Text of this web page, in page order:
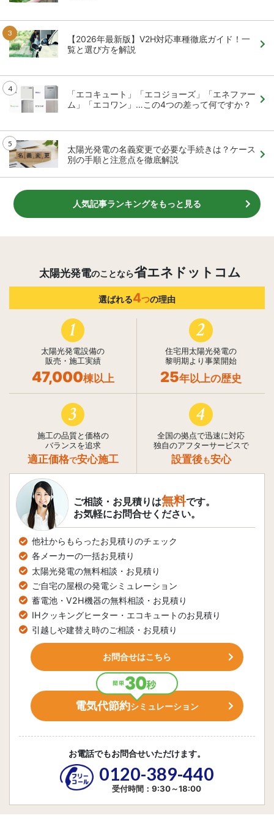
【2026年最新版】V2H対応車種徹底ガイド！一
覧と選び方を解説
「エコキュート」「エコジョーズ」「エネファー
ム」「エコワン」…この4つの差って何ですか？
太陽光発電の名義変更で必要な手続きは？ケース
別の手順と注意点を徹底解説
人気記事ランキングをもっと見る
太陽光発電のことなら省エネドットコム
選ばれる4つの理由
1
太陽光発電設備の
販売・施工実績
47,000棟以上
2
住宅用太陽光発電の
黎明期より事業開始
25年以上の歴史
3
施工の品質と価格の
バランスを追求
適正価格で安心施工
4
全国の拠点で迅速に対応
独自のアフターサービスで
設置後も安心
ご相談・お見積りは無料です。
お気軽にお問合せください。
他社からもらったお見積りのチェック
各メーカーの一括お見積り
太陽光発電の無料相談・お見積り
ご自宅の屋根の発電シミュレーション
蓄電池・V2H機器の無料相談・お見積り
IHクッキングヒーター・エコキュートのお見積り
引越しや建替え時のご相談・お見積り
お問合せはこちら
電気代節約シミュレーション
お電話でもお問合せいただけます。
0120-389-440
受付時間：9:30～18:00